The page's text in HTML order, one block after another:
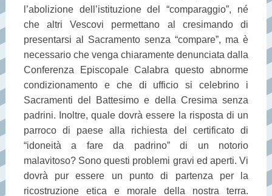
l’abolizione dell’istituzione del “comparaggio”, né
che altri Vescovi permettano al cresimando di
presentarsi al Sacramento senza “compare”, ma è
necessario che venga chiaramente denunciata dalla
Conferenza Episcopale Calabra questo abnorme
condizionamento e che di ufficio si celebrino i
Sacramenti del Battesimo e della Cresima senza
padrini. Inoltre, quale dovrà essere la risposta di un
parroco di paese alla richiesta del certificato di
“idoneità a fare da padrino” di un notorio
malavitoso? Sono questi problemi gravi ed aperti. Vi
dovrà pur essere un punto di partenza per la
ricostruzione etica e morale della nostra terra.